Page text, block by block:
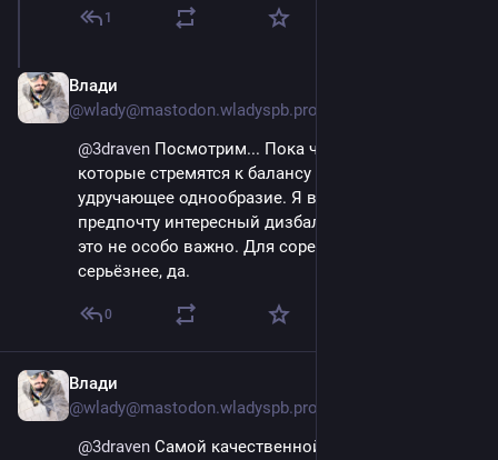
1
Влади
@wlady@mastodon.wladyspb.pro
@3draven Посмотрим... Пока что я вижу как игры
которые стремятся к балансу - уходят в
удручающее однообразие. Я в этом плане
предпочту интересный дизбаланс) Ну и для сингл
это не особо важно. Для соревновательных уже
серьёзнее, да.
0
Влади
@wlady@mastodon.wladyspb.pro
@3draven Самой качественной метрикой всё ещё